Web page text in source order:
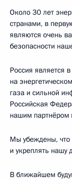
Около 30 лет
странами, в
являются очень
безопасности
Россия является
на
газа и сильной
Российская
нашим партнёром
Мы убеждены, что
и укреплять нашу
В ближайшем